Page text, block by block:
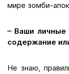
мире зомби-
– Ваши личные
содержание
Не знаю,